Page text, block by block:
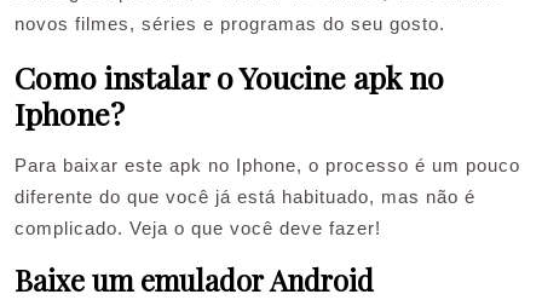
novos filmes, séries e programas do seu gosto.
Como instalar o Youcine apk no
Iphone?
Para baixar este apk no Iphone, o processo é um pouco
diferente do que você já está habituado, mas não é
complicado. Veja o que você deve fazer!
Baixe um emulador Android